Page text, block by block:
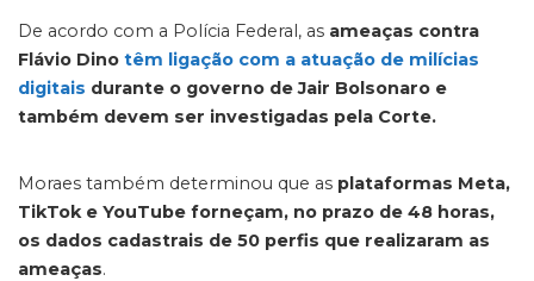
De acordo com a Polícia Federal, as ameaças contra
Flávio Dino têm ligação com a atuação de milícias
digitais durante o governo de Jair Bolsonaro e
também devem ser investigadas pela Corte.
Moraes também determinou que as plataformas Meta,
TikTok e YouTube forneçam, no prazo de 48 horas,
os dados cadastrais de 50 perfis que realizaram as
ameaças.